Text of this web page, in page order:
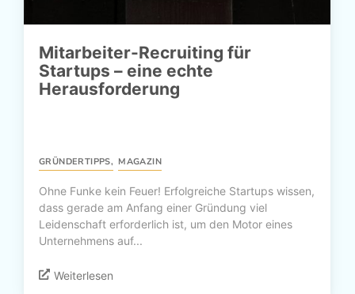
Mitarbeiter-Recruiting für
Startups – eine echte
Herausforderung
GRÜNDERTIPPS, MAGAZIN
Ohne Funke kein Feuer! Erfolgreiche Startups wissen,
dass gerade am Anfang einer Gründung viel
Leidenschaft erforderlich ist, um den Motor eines
Unternehmens auf...
Weiterlesen